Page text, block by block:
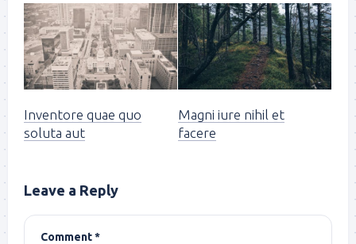
Inventore quae quo
soluta aut
Magni iure nihil et
facere
Leave a Reply
Comment*